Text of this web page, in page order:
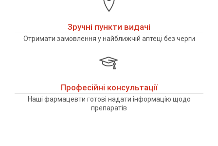
Зручні пункти видачі
Отримати замовлення у найближчій аптеці без черги
Професійні консультації
Наші фармацевти готові надати інформацію щодо
препаратів